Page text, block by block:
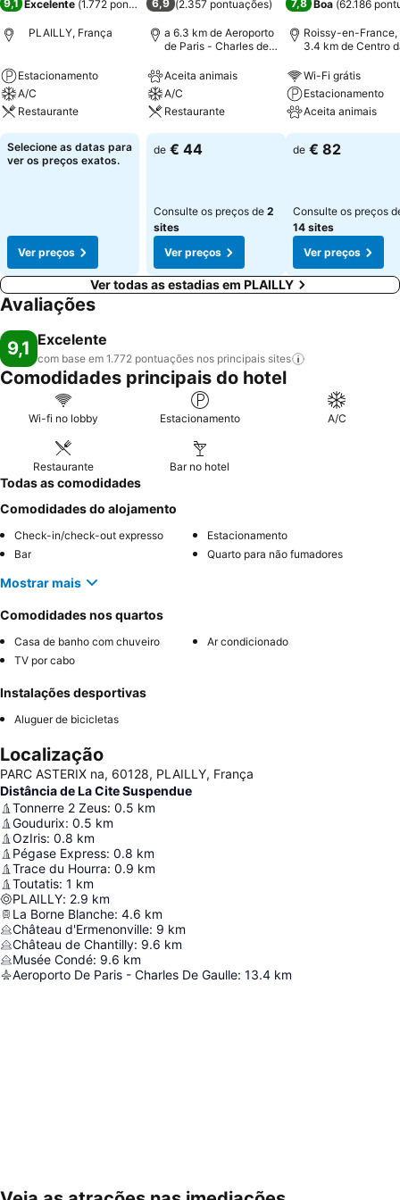
9,1 Excelente (1.772 pontuações)
PLAILLY, França
Estacionamento
A/C
Restaurante
Selecione as datas para
ver os preços exatos.
Ver preços
6,9 (2.357 pontuações)
a 6.3 km de Aeroporto
de Paris - Charles de
Aceita animais
A/C
Restaurante
de € 44
Consulte os preços de 2
sites
Ver preços
7,8 Boa (62.186
Roissy-en-France,
3.4 km de Centro
Wi-Fi grátis
Estacionamento
Aceita animais
de € 82
Consulte os preços
14 sites
Ver preços
Ver todas as estadias em PLAILLY
Avaliações
9,1 Excelente
com base em 1.772 pontuações nos principais sites
Comodidades principais do hotel
Wi-fi no lobby Estacionamento A/C
Restaurante Bar no hotel
Todas as comodidades
Comodidades do alojamento
Check-in/check-out expresso
Estacionamento
Bar
Quarto para não fumadores
Mostrar mais
Comodidades nos quartos
Casa de banho com chuveiro
Ar condicionado
TV por cabo
Instalações desportivas
Aluguer de bicicletas
Localização
PARC ASTERIX na, 60128, PLAILLY, França
Distância de La Cite Suspendue
Tonnerre 2 Zeus: 0.5 km
Goudurix: 0.5 km
OzIris: 0.8 km
Pégase Express: 0.8 km
Trace du Hourra: 0.9 km
Toutatis: 1 km
PLAILLY: 2.9 km
La Borne Blanche: 4.6 km
Château d'Ermenonville: 9 km
Château de Chantilly: 9.6 km
Musée Condé: 9.6 km
Aeroporto De Paris - Charles De Gaulle: 13.4 km